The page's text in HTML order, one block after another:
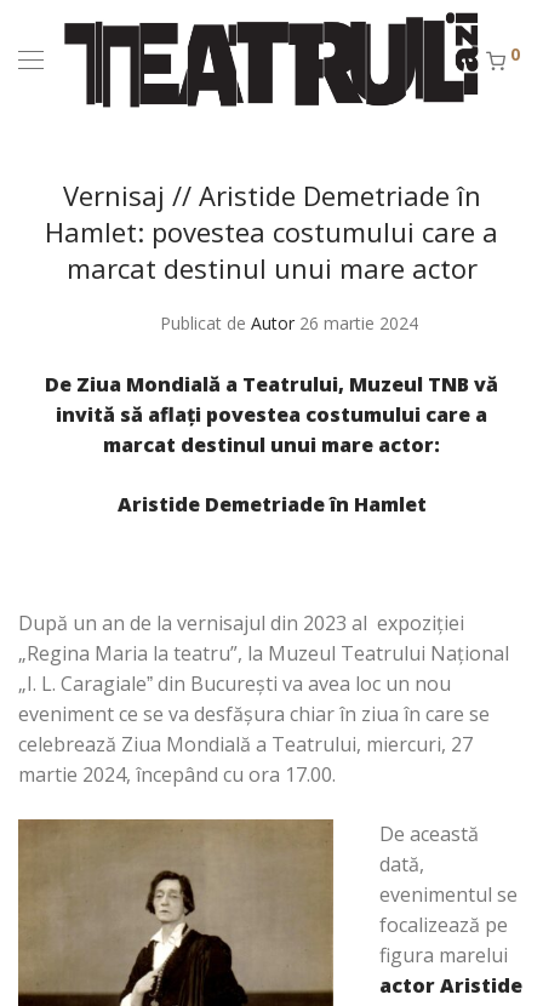
0
Vernisaj // Aristide Demetriade în
Hamlet: povestea costumului care a
marcat destinul unui mare actor
Publicat de Autor 26 martie 2024
De Ziua Mondială a Teatrului, Muzeul TNB vă
invită să aflaţi povestea costumului care a
marcat destinul unui mare actor:
Aristide Demetriade în Hamlet
După un an de la vernisajul din 2023 al expoziţiei
„Regina Maria la teatru”, la Muzeul Teatrului Naţional
„I. L. Caragialeˮ din Bucureşti va avea loc un nou
eveniment ce se va desfăşura chiar în ziua în care se
celebrează Ziua Mondială a Teatrului, miercuri, 27
martie 2024, începând cu ora 17.00.
De această
dată,
evenimentul se
focalizează pe
figura marelui
actor Aristide